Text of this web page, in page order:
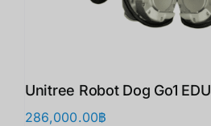
Unitree Robot Dog Go1 EDU
286,000.00฿